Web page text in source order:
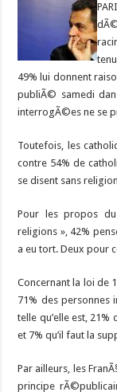
49% lui donnent
publiÃ© samedi
interrogÃ©es ne se
Toutefois, les
contre 54% de
se disent sans
Pour les propos
religions », 42%
a eu tort. Deux pour
Concernant la loi de
71% des personnes
telle qu’elle est,
et 7% qu’il faut la
Par ailleurs, les
principe